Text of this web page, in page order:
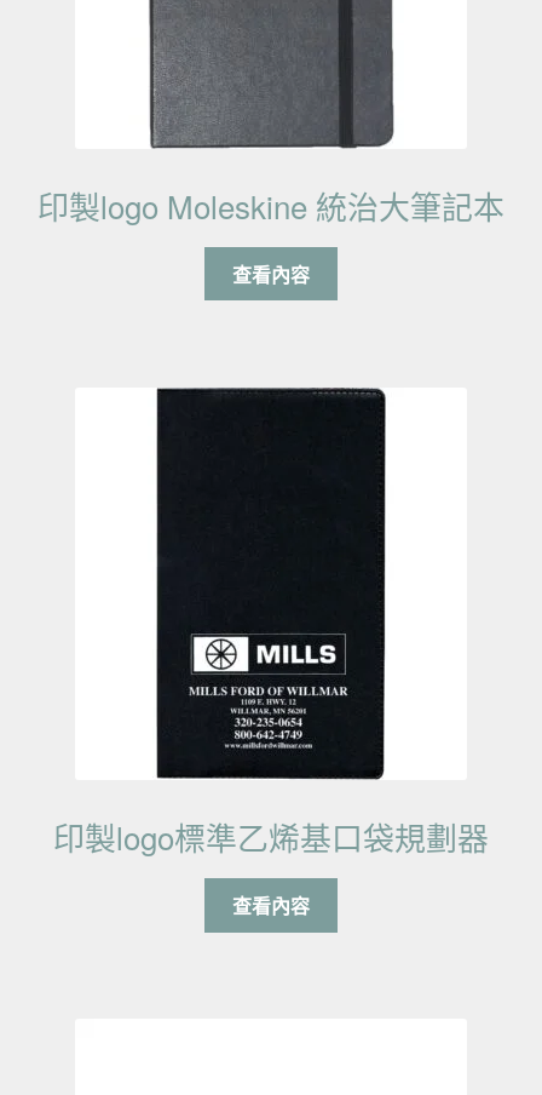
印製logo Moleskine 統治大筆記本
查看內容
印製logo標準乙烯基口袋規劃器
查看內容